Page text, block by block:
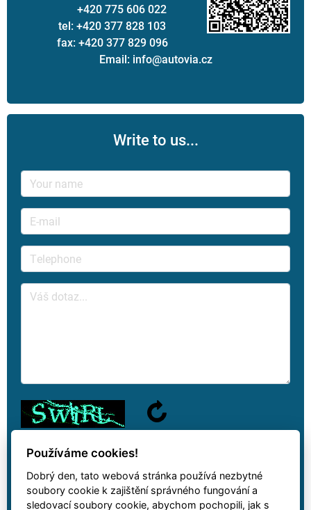
+420 775 606 022
tel: +420 377 828 103
fax: +420 377 829 096
Email: info@autovia.cz
Write to us...
We will answer your question as soon as possible.
Používáme cookies!
Dobrý den, tato webová stránka používá nezbytné
soubory cookie k zajištění správného fungování a
sledovací soubory cookie, abychom pochopili, jak s